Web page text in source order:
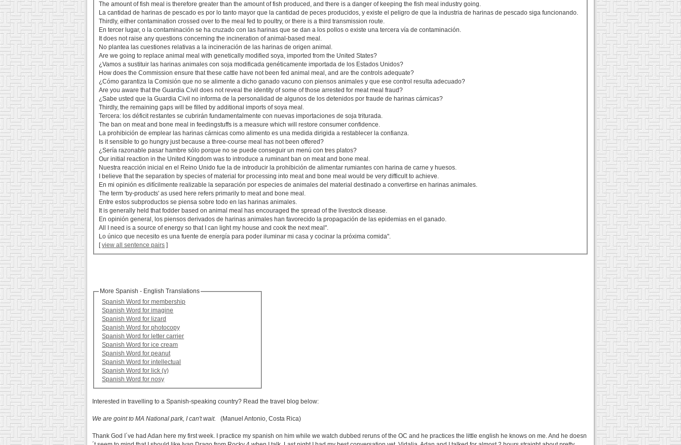
The amount of fish meal is therefore greater than the amount of fish produced, and there is a danger of keeping the fish meal industry going.
La cantidad de harinas de pescado es por lo tanto mayor que la cantidad de peces producidos, y existe el peligro de que la industria de harinas de pescado siga funcionando.
Thirdly, either contamination crossed over to the meal fed to poultry, or there is a third transmission route.
En tercer lugar, o la contaminación se ha cruzado con las harinas que se dan a los pollos o existe una tercera vía de contaminación.
It does not raise any questions concerning the incineration of animal-based meal.
No plantea las cuestiones relativas a la incineración de las harinas de origen animal.
Are we going to replace animal meal with genetically modified soya, imported from the United States?
¿Vamos a sustituir las harinas animales con soja modificada genéticamente importada de los Estados Unidos?
How does the Commission ensure that these cattle have not been fed animal meal, and are the controls adequate?
¿Cómo garantiza la Comisión que no se alimente a dicho ganado vacuno con piensos animales y que ese control resulta adecuado?
Are you aware that the Guardia Civil does not reveal the identity of some of those arrested for meat meal fraud?
¿Sabe usted que la Guardia Civil no informa de la personalidad de algunos de los detenidos por fraude de harinas cárnicas?
Thirdly, the remaining gaps will be filled by additional imports of soya meal.
Tercera: los déficit restantes se cubrirán fundamentalmente con nuevas importaciones de soja triturada.
The ban on meat and bone meal in feedingstuffs is a measure which will restore consumer confidence.
La prohibición de emplear las harinas cárnicas como alimento es una medida dirigida a restablecer la confianza.
Is it sensible to go hungry just because a three-course meal has not been offered?
¿Sería razonable pasar hambre sólo porque no se puede conseguir un menú con tres platos?
Our initial reaction in the United Kingdom was to introduce a ruminant ban on meat and bone meal.
Nuestra reacción inicial en el Reino Unido fue la de introducir la prohibición de alimentar rumiantes con harina de carne y huesos.
I believe that the separation by species of material for processing into meat and bone meal would be very difficult to achieve.
En mi opinión es difícilmente realizable la separación por especies de animales del material destinado a convertirse en harinas animales.
The term 'by-products' as used here refers primarily to meat and bone meal.
Entre estos subproductos se piensa sobre todo en las harinas animales.
It is generally held that fodder based on animal meal has encouraged the spread of the livestock disease.
En opinión general, los piensos derivados de harinas animales han favorecido la propagación de las epidemias en el ganado.
All I need is a source of energy so that I can light my house and cook the next meal".
Lo único que necesito es una fuente de energía para poder iluminar mi casa y cocinar la próxima comida".
[view all sentence pairs ]
More Spanish - English Translations
Spanish Word for membership
Spanish Word for imagine
Spanish Word for lizard
Spanish Word for photocopy
Spanish Word for letter carrier
Spanish Word for ice cream
Spanish Word for peanut
Spanish Word for intellectual
Spanish Word for lick (v)
Spanish Word for nosy
Interested in travelling to a Spanish-speaking country? Read the travel blog below:
We are goint to MA National park, I can't wait. (Manuel Antonio, Costa Rica)
Thank God I´ve had Adan here my first week. I practice my spanish on him while we watch dubbed reruns of the OC and he practices the little english he knows on me. And he doesn